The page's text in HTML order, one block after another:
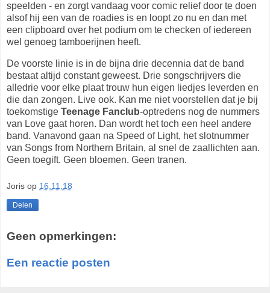
speelden - en zorgt vandaag voor comic relief door te doen
alsof hij een van de roadies is en loopt zo nu en dan met
een clipboard over het podium om te checken of iedereen
wel genoeg tamboerijnen heeft.
De voorste linie is in de bijna drie decennia dat de band
bestaat altijd constant geweest. Drie songschrijvers die
alledrie voor elke plaat trouw hun eigen liedjes leverden en
die dan zongen. Live ook. Kan me niet voorstellen dat je bij
toekomstige Teenage Fanclub-optredens nog de nummers
van Love gaat horen. Dan wordt het toch een heel andere
band. Vanavond gaan na Speed of Light, het slotnummer
van Songs from Northern Britain, al snel de zaallichten aan.
Geen toegift. Geen bloemen. Geen tranen.
Joris op 16.11.18
Delen
Geen opmerkingen:
Een reactie posten